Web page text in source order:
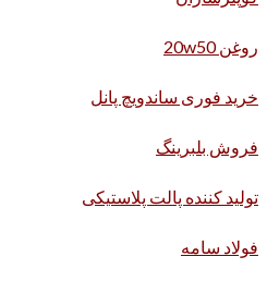
روغن 20w50
خرید فوری ساندویچ پانل
فروش بلبرینگ
تولید کننده پالت پلاستیکی
فولاد سامه